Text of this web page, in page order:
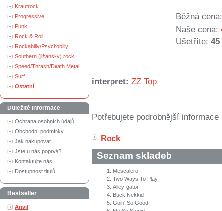
Krautrock
Progressive
Punk
Rock & Roll
Rockabilly/Psychobilly
Southern (jižanský) rock
Speed/Thrash/Death Metal
Surf
Ostatní
Důležité informace
Ochrana osobních údajů
Obchodní podmínky
Jak nakupovat
Jste u nás poprvé?
Kontaktujte nás
Dostupnost titulů
Bestseller
Anvil
Běžná cena:
Naše cena:
Ušetříte: 45
interpret: ZZ Top
Potřebujete podrobnější
Rock
Seznam skladeb
1.
Mescalero
2. Two Ways To Play
3. Alley-gator
4.
Buck Nekkid
5. Goin' So Good